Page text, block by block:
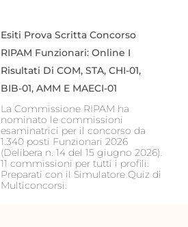
Esiti Prova Scritta Concorso
RIPAM Funzionari: Online I
Risultati Di COM, STA, CHI-01,
BIB-01, AMM E MAECI-01
La Commissione RIPAM ha
nominato le commissioni
esaminatrici per il concorso da
1.340 posti Funzionari 2026
(Delibera n. 14 del 15 giugno 2026).
11 commissioni per tutti i profili.
Preparati con il Simulatore Quiz di
Multiconcorsi.